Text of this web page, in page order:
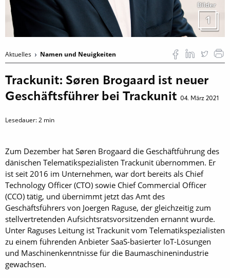
Bilder
1
Aktuelles Namen und Neuigkeiten
Trackunit: Søren Brogaard ist neuer
Geschäftsführer bei Trackunit 04. März 2021
Lesedauer:2 min
Zum Dezember hat Søren Brogaard die Geschäftführung des
dänischen Telematikspezialisten Trackunit übernommen. Er
ist seit 2016 im Unternehmen, war dort bereits als Chief
Technology Officer (CTO) sowie Chief Commercial Officer
(CCO) tätig, und übernimmt jetzt das Amt des
Geschäftsführers von Joergen Raguse, der gleichzeitig zum
stellvertretenden Aufsichtsratsvorsitzenden ernannt wurde.
Unter Raguses Leitung ist Trackunit vom Telematikspezialisten
zu einem führenden Anbieter SaaS-basierter IoT-Lösungen
und Maschinenkenntnisse für die Baumaschinenindustrie
gewachsen.